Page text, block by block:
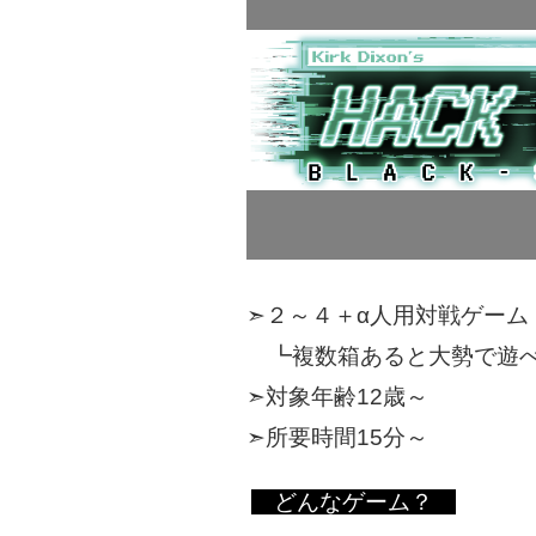
➣２～４＋α人用対戦ゲーム
┗複数箱あると大勢で遊
➣対象年齢12歳～
➣所要時間15分～
どんなゲーム？